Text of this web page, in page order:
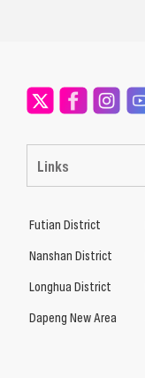
Links
Futian District
Nanshan District
Longhua District
Dapeng New Area